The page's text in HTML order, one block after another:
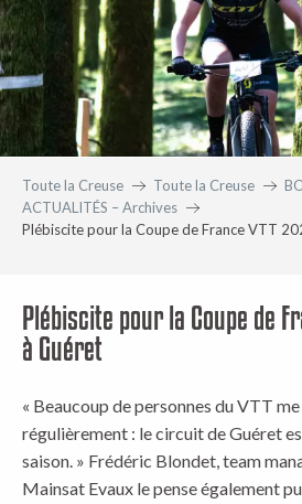
Toute la Creuse Toute la Creuse
ACTUALITÉS – Archives
Plébiscite pour la Coupe de France VTT
Plébiscite pour la Coupe de
à Guéret
« Beaucoup de personnes du VTT
régulièrement : le circuit de Guéret
saison. » Frédéric Blondet, team
Mainsat Evaux le pense également